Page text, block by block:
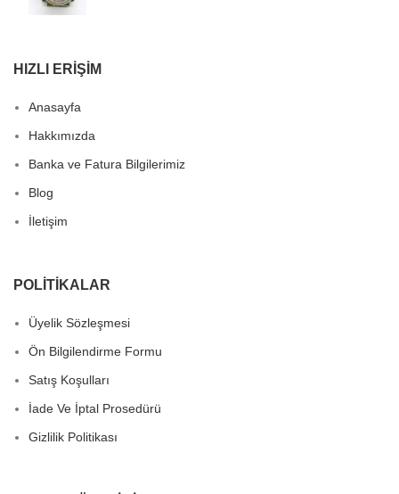
HIZLI ERIŞIM
Anasayfa
Hakkımızda
Banka ve Fatura Bilgilerimiz
Blog
İletişim
POLITIKALAR
Üyelik Sözleşmesi
Ön Bilgilendirme Formu
Satış Koşulları
İade Ve İptal Prosedürü
Gizlilik Politikası